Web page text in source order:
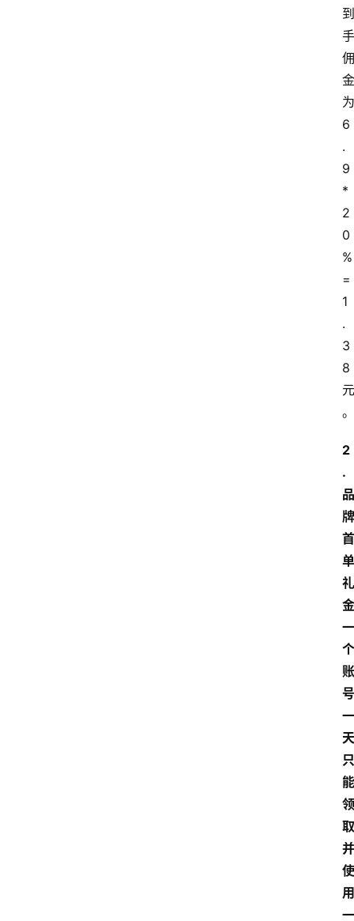
到
手
佣
金
为
6
.
9
*
2
0
%
=
1
.
3
8
元
。
2
.
品
牌
首
单
礼
金
一
个
账
号
一
天
只
能
领
取
并
使
用
一